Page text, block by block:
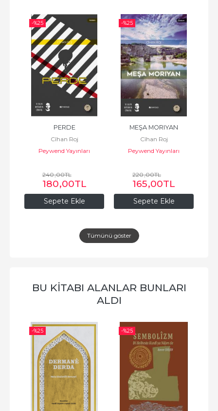
-%25
Sepete Ekle
PERDE
Cîhan Roj
Peywend Yayınları
240,00TL
180,00TL
-%25
Sepete Ekle
MEŞA MORIYAN
Cîhan Roj
Peywend Yayınları
220,00TL
165,00TL
Tümünü göster
BU KITABI ALANLAR BUNLARI
ALDI
-%25 -%25